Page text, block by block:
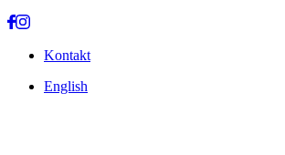
Kontakt
English